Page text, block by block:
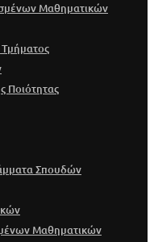
Μαθηματικών
Τμήματος
Ποιότητας
Σπουδών
Μαθηματικών